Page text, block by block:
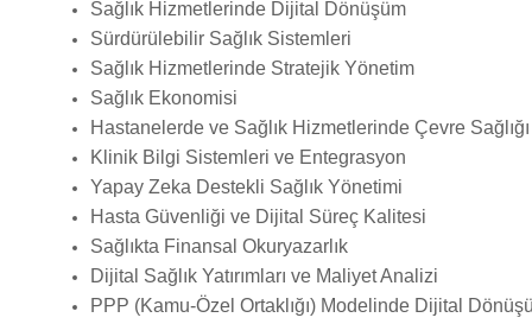
Sağlık Hizmetlerinde Dijital Dönüşüm
Sürdürülebilir Sağlık Sistemleri
Sağlık Hizmetlerinde Stratejik Yönetim
Sağlık Ekonomisi
Hastanelerde ve Sağlık Hizmetlerinde Çevre Sağlığı
Klinik Bilgi Sistemleri ve Entegrasyon
Yapay Zeka Destekli Sağlık Yönetimi
Hasta Güvenliği ve Dijital Süreç Kalitesi
Sağlıkta Finansal Okuryazarlık
Dijital Sağlık Yatırımları ve Maliyet Analizi
PPP (Kamu-Özel Ortaklığı) Modelinde Dijital